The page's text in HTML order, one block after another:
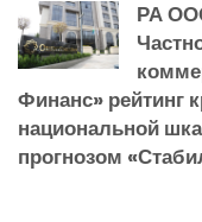
РА
Финанс» рейтинг
национальной
прогнозом